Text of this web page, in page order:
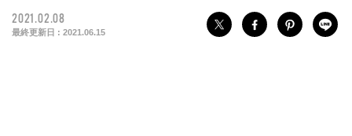
2021.02.08
最終更新日 : 2021.06.15